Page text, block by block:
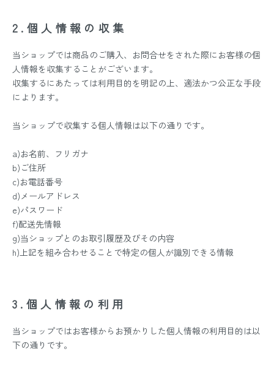
2.個人情報の収集
当ショップでは商品のご購入、お問合せをされた際にお客様の個
人情報を収集することがございます。
収集するにあたっては利用目的を明記の上、適法かつ公正な手段
によります。
当ショップで収集する個人情報は以下の通りです。
a)お名前、フリガナ
b)ご住所
c)お電話番号
d)メールアドレス
e)パスワード
f)配送先情報
g)当ショップとのお取引履歴及びその内容
h)上記を組み合わせることで特定の個人が識別できる情報
3.個人情報の利用
当ショップではお客様からお預かりした個人情報の利用目的は以
下の通りです。